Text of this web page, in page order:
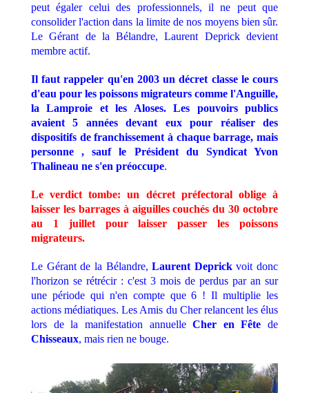
peut égaler celui des professionnels, il ne peut que
consolider l'action dans la limite de nos moyens bien sûr.
Le Gérant de la Bélandre, Laurent Deprick devient
membre actif.
Il faut rappeler qu'en 2003 un décret classe le cours
d'eau pour les poissons migrateurs comme l'Anguille,
la Lamproie et les Aloses. Les pouvoirs publics
avaient 5 années devant eux pour réaliser des
dispositifs de franchissement à chaque barrage, mais
personne , sauf le Président du Syndicat Yvon
Thalineau ne s'en préoccupe.
Le verdict tombe: un décret préfectoral oblige à
laisser les barrages à aiguilles couchés du 30 octobre
au 1 juillet pour laisser passer les poissons
migrateurs.
Le Gérant de la Bélandre,Laurent Deprickvoit donc
l'horizon se rétrécir : c'est 3 mois de perdus par an sur
une période qui n'en compte que 6 ! Il multiplie les
actions médiatiques. Les Amis du Cher relancent les élus
lors de la manifestation annuelleCher en Fête de
Chisseaux, mais rien ne bouge.